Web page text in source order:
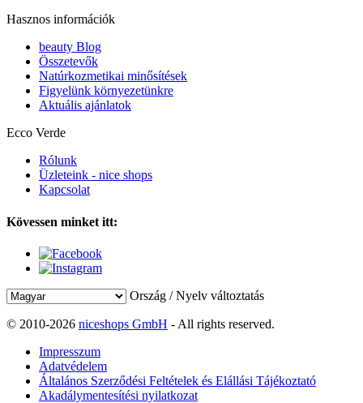
Hasznos információk
beauty Blog
Összetevők
Natúrkozmetikai minősítések
Figyelünk környezetünkre
Aktuális ajánlatok
Ecco Verde
Rólunk
Üzleteink - nice shops
Kapcsolat
Kövessen minket itt:
Ország / Nyelv változtatás
© 2010-2026 niceshops GmbH - All rights reserved.
Impresszum
Adatvédelem
Általános Szerződési Feltételek és Elállási Tájékoztató
Akadálymentesítési nyilatkozat